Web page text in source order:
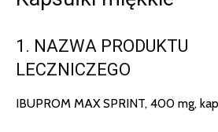
1. NAZWA PRODUKTU
LECZNICZEGO
IBUPROM MAX SPRINT, 400 mg,